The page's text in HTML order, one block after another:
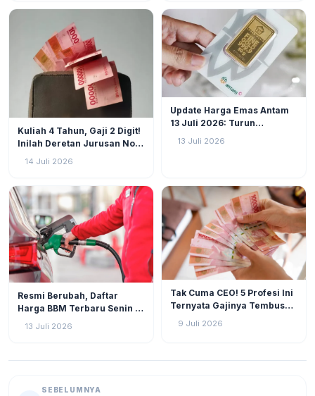
Kuliah 4 Tahun, Gaji 2 Digit!
Inilah Deretan Jurusan Non-
14 Juli 2026
Update Harga Emas Antam
13 Juli 2026: Turun
Rp20.000 per Gram
13 Juli 2026
Resmi Berubah, Daftar
Harga BBM Terbaru Senin 13
13 Juli 2026
Tak Cuma CEO! 5 Profesi Ini
Ternyata Gajinya Tembus
Rp 100 Juta per Bulan
9 Juli 2026
SEBELUMNYA